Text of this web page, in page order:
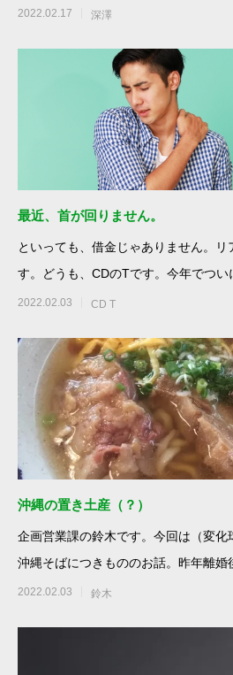
会見が見て
2022.02.17 深澤
最近、首が回りません。
といっても、借金じゃありません。
す。どうも、CDのTです。今年でつ
は隠せ
2022.02.03 CD T
沖縄の置き土産（？）
企画営業課の鈴木です。今回は（変化
沖縄そばにつきもののお話。昨年離婚
たパッシ
2022.02.03 鈴木